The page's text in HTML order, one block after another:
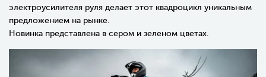
электроусилителя руля делает этот квадроцикл уникальным
предложением на рынке.
Новинка представлена в сером и зеленом цветах.